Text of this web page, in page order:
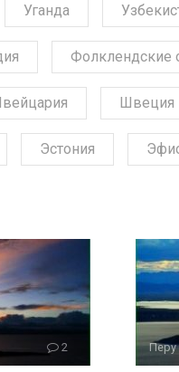
Уганда
Фолклендские
Швеция
Эстония
2 Перу